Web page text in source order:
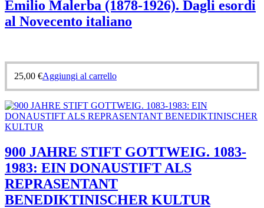
Emilio Malerba (1878-1926). Dagli esordi
al Novecento italiano
25,00 €Aggiungi al carrello
900 JAHRE STIFT GOTTWEIG. 1083-
1983: EIN DONAUSTIFT ALS
REPRASENTANT
BENEDIKTINISCHER KULTUR